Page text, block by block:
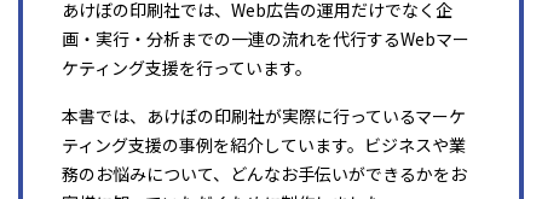
あけぼの印刷社では、Web広告の運用だけでなく企
画・実行・分析までの一連の流れを代行するWebマー
ケティング支援を行っています。
本書では、あけぼの印刷社が実際に行っているマーケ
ティング支援の事例を紹介しています。ビジネスや業
務のお悩みについて、どんなお手伝いができるかをお